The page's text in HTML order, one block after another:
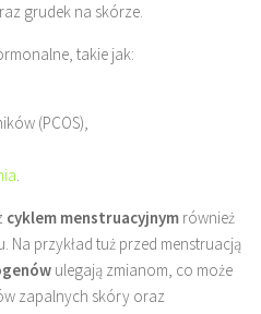
grudek na skórze.
takie jak:
(PCOS),
.
cyklem menstruacyjnym również
Na przykład tuż przed menstruacją
ulegają zmianom, co może
zapalnych skóry oraz